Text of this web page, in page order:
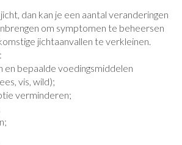
dan kan je een aantal veranderingen
om symptomen te beheersen
jichtaanvallen te verkleinen.
en bepaalde voedingsmiddelen
vis, wild);
verminderen;